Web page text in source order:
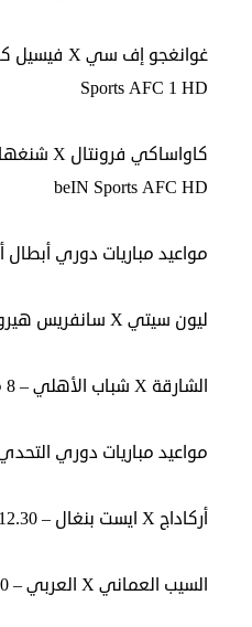
Sports AFC 1 HD
beIN Sports AFC HD
مواعيد مباريات دوري أبطال
ليون سيتي X سانفريس هيروشيما – 2 ظهرًا
الشارقة X شباب الأهلي – 8 مساء
مواعيد مباريات دوري
أركاداج X ايست بنغال – 12.30 ظهرًا
السيب العماني X العربي – 20 مساء